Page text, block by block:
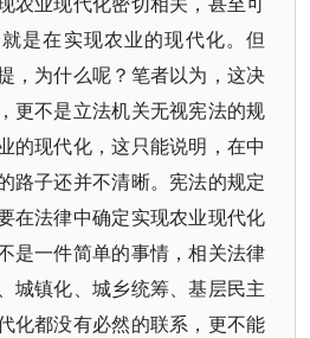
是在实现农业的现代化。但
，为什么呢？笔者以为，这决
更不是立法机关无视宪法的规
的现代化，这只能说明，在中
路子还并不清晰。宪法的规定
在法律中确定实现农业现代化
是一件简单的事情，相关法律
城镇化、城乡统筹、基层民主
化都没有必然的联系，更不能